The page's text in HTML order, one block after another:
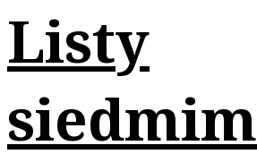
Listy
siedmim